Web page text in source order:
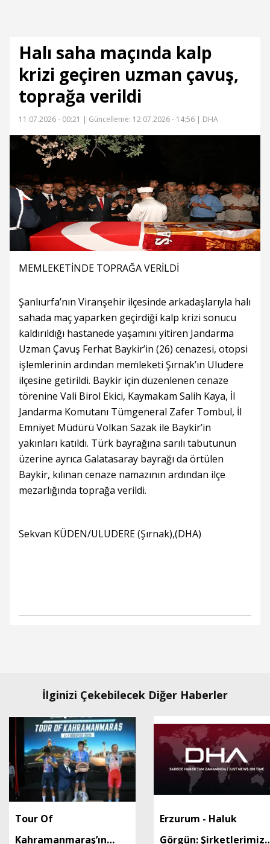
Halı saha maçında kalp
krizi geçiren uzman çavuş,
toprağa verildi
11.07.2026 - 00:21 | Güncelleme: 12.07.2026 - 14:56 | DHA
MEMLEKETİNDE TOPRAĞA VERİLDİ
Şanlıurfa’nın Viranşehir ilçesinde arkadaşlarıyla halı
sahada maç yaparken geçirdiği kalp krizi sonucu
kaldırıldığı hastanede yaşamını yitiren Jandarma
Uzman Çavuş Ferhat Baykir’in (26) cenazesi, otopsi
işlemlerinin ardından memleketi Şırnak’ın Uludere
ilçesine getirildi. Baykir için düzenlenen cenaze
törenine Vali Birol Ekici, Kaymakam Salih Kaya, İl
Jandarma Komutanı Tümgeneral Zafer Tombul, İl
Emniyet Müdürü Volkan Sazak ile Baykir’in
yakınları katıldı. Türk bayrağına sarılı tabutunun
üzerine ayrıca Galatasaray bayrağı da örtülen
Baykir, kılınan cenaze namazının ardından ilçe
mezarlığında toprağa verildi.
Sekvan KÜDEN/ULUDERE (Şırnak),(DHA)
İlginizi Çekebilecek Diğer Haberler
Tour Of
Kahramanmaraş’ın
Erzurum - Haluk
Görgün: Şirketlerimiz,